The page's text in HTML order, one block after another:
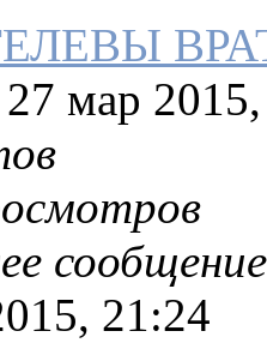
27 мар
сообщение
21:24